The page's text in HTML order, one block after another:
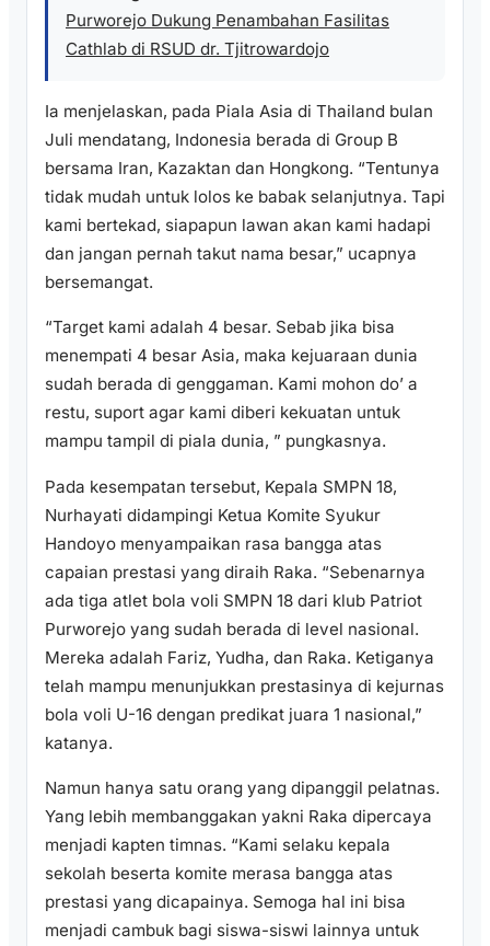
Purworejo Dukung Penambahan Fasilitas
Cathlab di RSUD dr. Tjitrowardojo
Ia menjelaskan, pada Piala Asia di Thailand bulan
Juli mendatang, Indonesia berada di Group B
bersama Iran, Kazaktan dan Hongkong. “Tentunya
tidak mudah untuk lolos ke babak selanjutnya. Tapi
kami bertekad, siapapun lawan akan kami hadapi
dan jangan pernah takut nama besar,” ucapnya
bersemangat.
“Target kami adalah 4 besar. Sebab jika bisa
menempati 4 besar Asia, maka kejuaraan dunia
sudah berada di genggaman. Kami mohon do’ a
restu, suport agar kami diberi kekuatan untuk
mampu tampil di piala dunia, ” pungkasnya.
Pada kesempatan tersebut, Kepala SMPN 18,
Nurhayati didampingi Ketua Komite Syukur
Handoyo menyampaikan rasa bangga atas
capaian prestasi yang diraih Raka. “Sebenarnya
ada tiga atlet bola voli SMPN 18 dari klub Patriot
Purworejo yang sudah berada di level nasional.
Mereka adalah Fariz, Yudha, dan Raka. Ketiganya
telah mampu menunjukkan prestasinya di kejurnas
bola voli U-16 dengan predikat juara 1 nasional,”
katanya.
Namun hanya satu orang yang dipanggil pelatnas.
Yang lebih membanggakan yakni Raka dipercaya
menjadi kapten timnas. “Kami selaku kepala
sekolah beserta komite merasa bangga atas
prestasi yang dicapainya. Semoga hal ini bisa
menjadi cambuk bagi siswa-siswi lainnya untuk